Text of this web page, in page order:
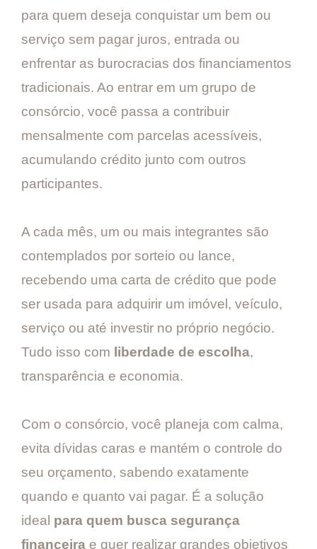
para quem deseja conquistar um bem ou
serviço sem pagar juros, entrada ou
enfrentar as burocracias dos financiamentos
tradicionais. Ao entrar em um grupo de
consórcio, você passa a contribuir
mensalmente com parcelas acessíveis,
acumulando crédito junto com outros
participantes.
A cada mês, um ou mais integrantes são
contemplados por sorteio ou lance,
recebendo uma carta de crédito que pode
ser usada para adquirir um imóvel, veículo,
serviço ou até investir no próprio negócio.
Tudo isso com liberdade de escolha,
transparência e economia.
Com o consórcio, você planeja com calma,
evita dívidas caras e mantém o controle do
seu orçamento, sabendo exatamente
quando e quanto vai pagar. É a solução
ideal para quem busca segurança
financeira e quer realizar grandes objetivos